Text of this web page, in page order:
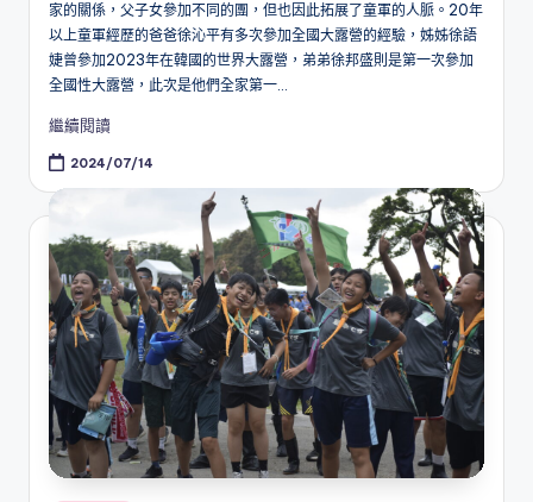
家的關係，父子女參加不同的團，但也因此拓展了童軍的人脈。20年
以上童軍經歷的爸爸徐沁平有多次參加全國大露營的經驗，姊姊徐語
婕曾參加2023年在韓國的世界大露營，弟弟徐邦盛則是第一次參加
全國性大露營，此次是他們全家第一...
繼續閱讀
2024/07/14